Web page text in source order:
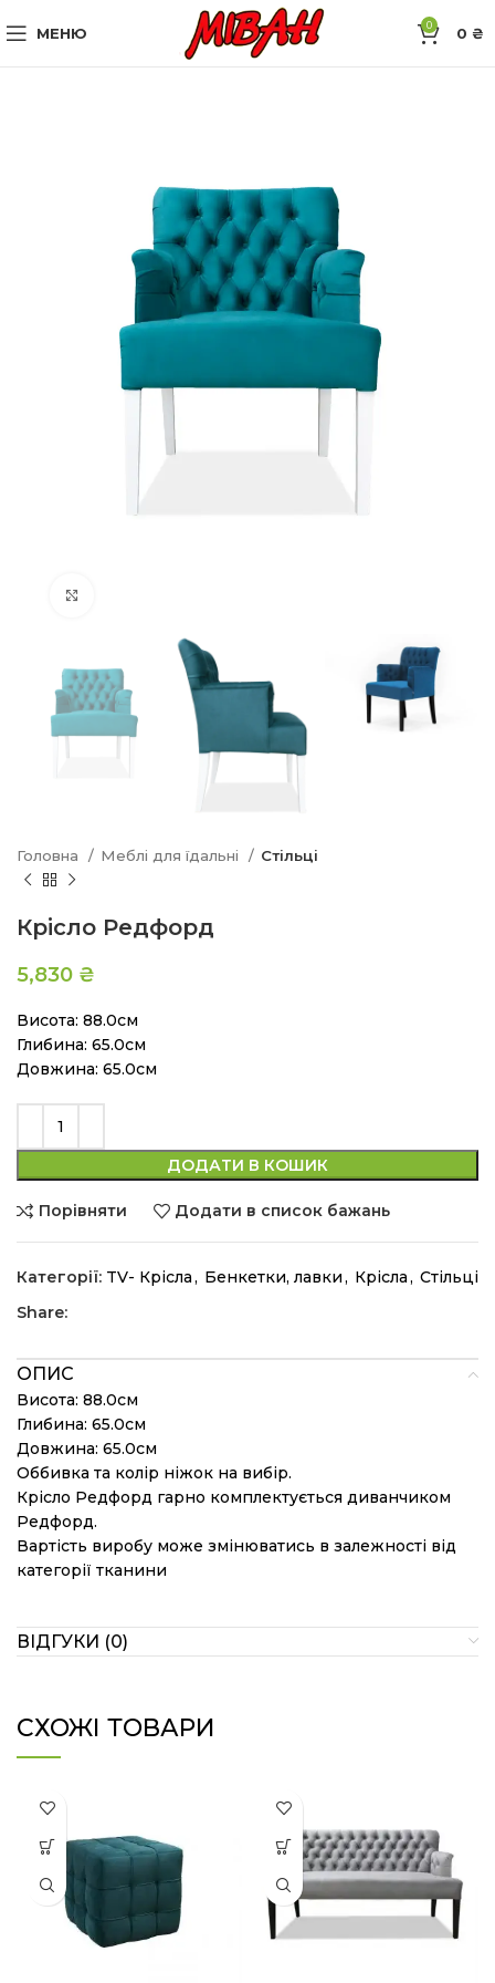
МЕНЮ 0 0 ₴
Головна Меблі для їдальні Стільці
Крісло Редфорд
5,830 ₴
Висота: 88.0см
Глибина: 65.0см
Довжина: 65.0см
ДОДАТИ В КОШИК
Порівняти Додати в список бажань
Категорії: TV- Крісла, Бенкетки, лавки, Крісла, Стільці
Share:
ОПИС
Висота: 88.0см
Глибина: 65.0см
Довжина: 65.0см
Оббивка та колір ніжок на вибір.
Крісло Редфорд гарно комплектується диванчиком
Редфорд.
Вартість виробу може змінюватись в залежності від
категорії тканини
ВІДГУКИ (0)
СХОЖІ ТОВАРИ